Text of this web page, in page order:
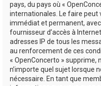
pays, du pays où «
internationales. Le faire peut
immédiat et permanent,
fournisseur d’accès à
adresses IP de tous les
au renforcement de ces
« OpenConcerto » supprime,
n’importe quel sujet lorsque
nécessaire. En tant que